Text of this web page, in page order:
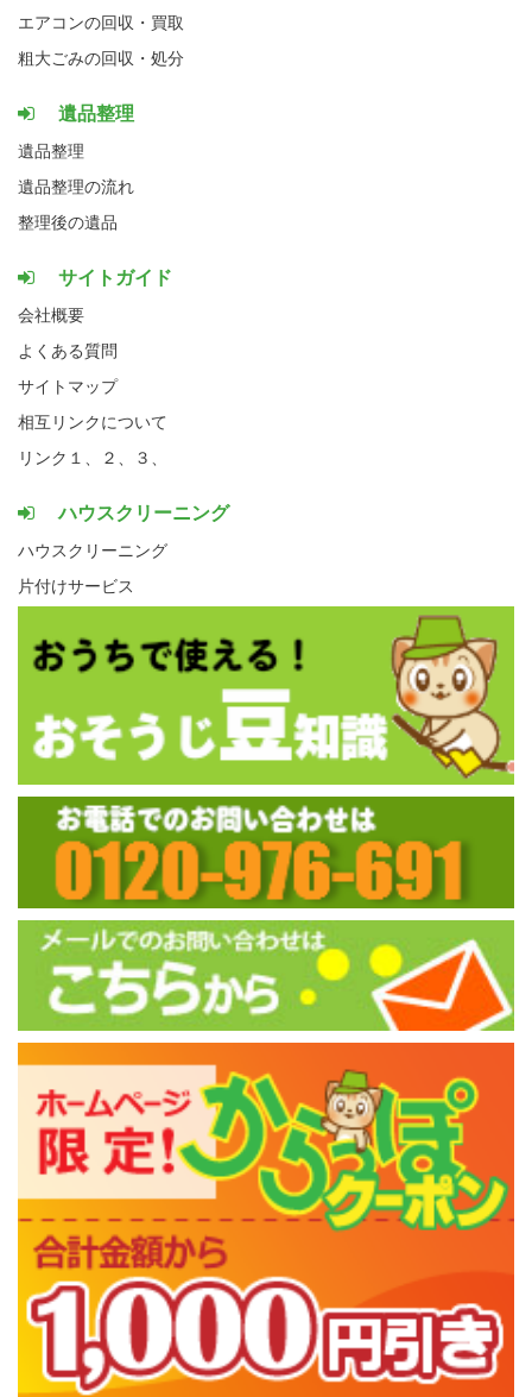
エアコンの回収・買取
粗大ごみの回収・処分
遺品整理
遺品整理
遺品整理の流れ
整理後の遺品
サイトガイド
会社概要
よくある質問
サイトマップ
相互リンクについて
リンク１、
２、 ３、
ハウスクリーニング
ハウスクリーニング
片付けサービス